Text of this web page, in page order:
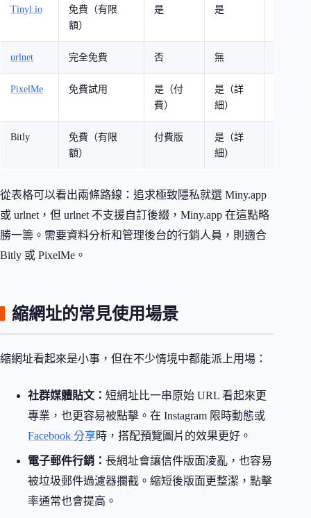
Tinyl.io
免費（有限
額）
是 是
urlnet 完全免費 否 無
PixelMe 免費試用
是（付
費）
是（詳
細）
Bitly
免費（有限
額）
付費版
是（詳
細）
從表格可以看出兩條路線：追求極致隱私就選 Miny.app
或 urlnet，但 urlnet 不支援自訂後綴，Miny.app 在這點略
勝一籌。需要資料分析和管理後台的行銷人員，則適合
Bitly 或 PixelMe。
縮網址的常見使用場景
縮網址看起來是小事，但在不少情境中都能派上用場：
社群媒體貼文： 短網址比一串原始 URL 看起來更
專業，也更容易被點擊。在 Instagram 限時動態或
Facebook 分享時，搭配預覽圖片的效果更好。
電子郵件行銷： 長網址會讓信件版面凌亂，也容易
被垃圾郵件過濾器攔截。縮短後版面更整潔，點擊
率通常也會提高。